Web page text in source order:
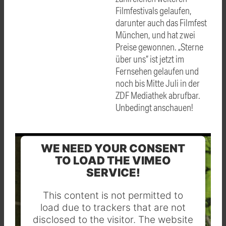
Filmfestivals gelaufen,
darunter auch das Filmfest
München, und hat zwei
Preise gewonnen. „Sterne
über uns“ ist jetzt im
Fernsehen gelaufen und
noch bis Mitte Juli in der
ZDF Mediathek abrufbar.
Unbedingt anschauen!
WE NEED YOUR CONSENT
TO LOAD THE VIMEO
SERVICE!
This content is not permitted to
load due to trackers that are not
disclosed to the visitor. The website